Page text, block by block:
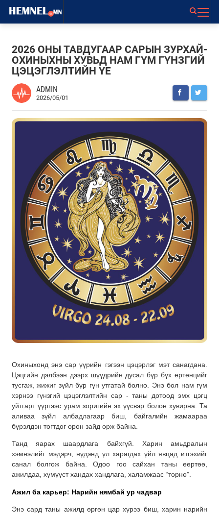
2026 ОНЫ ТАВДУГААР САРЫН ЗУРХАЙ-
ОХИНЫХНЫ ХУВЬД НАМ ГҮМ ГҮНЗГИЙ
ЦЭЦЭГЛЭЛТИЙН ҮЕ
ADMIN
2026/05/01
Охиныхонд энэ сар үүрийн гэгээн цэцэрлэг мэт санагдана.
Цэцгийн дэлбээн дээрх шүүдрийн дусал бүр бүх ертөнцийг
тусгаж, жижиг зүйл бүр гүн утгатай болно. Энэ бол нам гүм
хэрнээ гүнзгий цэцэглэлтийн сар - таны дотоод эмх цэгц
уйтгарт үүргээс урам зоригийн эх үүсвэр болон хувирна. Та
аливаа зүйл албадлагаар биш, байгалийн жамаараа
бүрэлдэн тогтдог орон зайд орж байна.
Танд яарах шаардлага байхгүй. Харин амьдралын
хэмнэлийг мэдэрч, нүдэнд үл харагдах үйл явцад итгэхийг
санал болгож байна. Одоо гоо сайхан таны өөртөө,
ажилдаа, хүмүүст хандах хандлага, халамжаас “төрнө”.
Ажил ба карьер: Нарийн нямбай ур чадвар
Энэ сард таны ажилд өргөн цар хүрээ биш, харин нарийн